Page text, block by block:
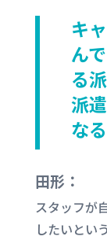
キ
ん
る
派
な
田形：
スタッフが
したいとい